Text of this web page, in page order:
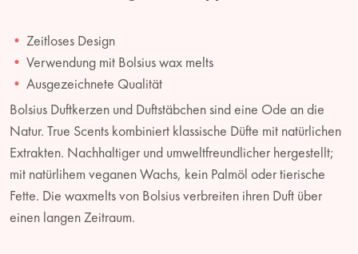
Zeitloses Design
Verwendung mit Bolsius wax melts
Ausgezeichnete Qualität
Bolsius Duftkerzen und Duftstäbchen sind eine Ode an die
Natur. True Scents kombiniert klassische Düfte mit natürlichen
Extrakten. Nachhaltiger und umweltfreundlicher hergestellt;
mit natürlihem veganen Wachs, kein Palmöl oder tierische
Fette. Die waxmelts von Bolsius verbreiten ihren Duft über
einen langen Zeitraum.